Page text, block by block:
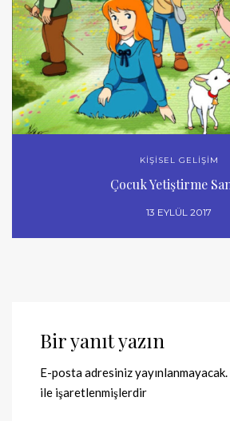
KİŞİSEL GELİŞİM
Çocuk Yetiştirme
13 EYLÜL 2017
Bir yanıt yazın
E-posta adresiniz yayınlanmayacak.
ile işaretlenmişlerdir